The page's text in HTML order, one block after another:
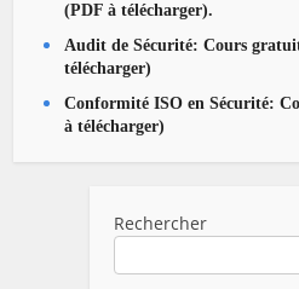
(PDF à télécharger).
Audit de Sécurité: Cours
télécharger)
Conformité ISO en Sécurité:
à télécharger)
Rechercher